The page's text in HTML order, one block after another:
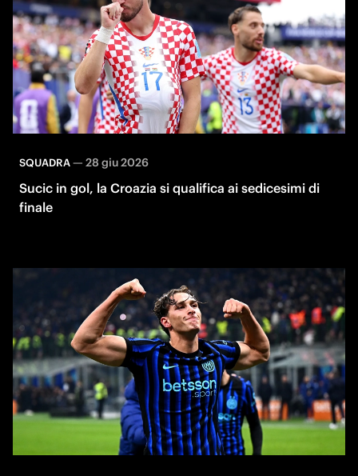
SQUADRA— 28 giu 2026
Sucic in gol, la Croazia si qualifica ai sedicesimi di
finale